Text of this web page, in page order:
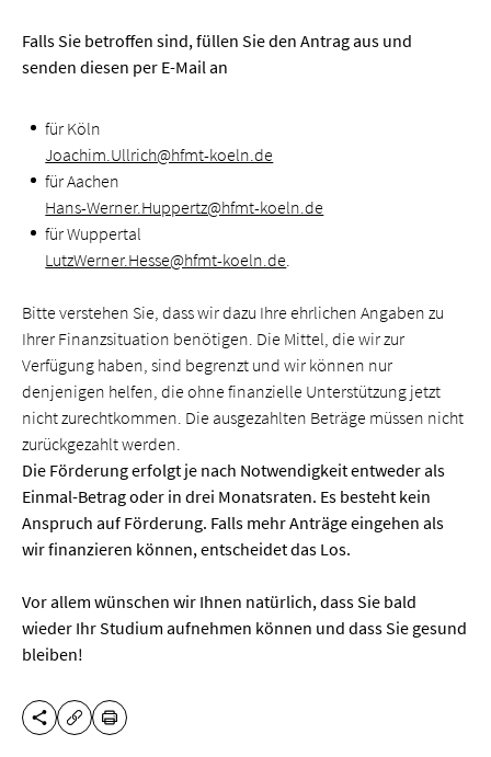
Falls Sie betroffen sind, füllen Sie den Antragaus und
senden diesen per E-Mail an
für Köln
Joachim.Ullrich@hfmt-koeln.de
für Aachen
Hans-Werner.Huppertz@hfmt-koeln.de
für Wuppertal
LutzWerner.Hesse@hfmt-koeln.de.
Bitte verstehen Sie, dass wir dazu Ihre ehrlichen Angaben zu
Ihrer Finanzsituation benötigen. Die Mittel, die wir zur
Verfügung haben, sind begrenzt und wir können nur
denjenigen helfen, die ohne finanzielle Unterstützung jetzt
nicht zurechtkommen. Die ausgezahlten Beträge müssen nicht
zurückgezahlt werden.
Die Förderung erfolgt je nach Notwendigkeit entweder als
Einmal-Betrag oder in drei Monatsraten. Es besteht kein
Anspruch auf Förderung. Falls mehr Anträge eingehen als
wir finanzieren können, entscheidet das Los.
Vor allem wünschen wir Ihnen natürlich, dass Sie bald
wieder Ihr Studium aufnehmen können und dass Sie gesund
bleiben!
DIESE SEITE TEILEN
URL KOPIEREN
DRUCKEN